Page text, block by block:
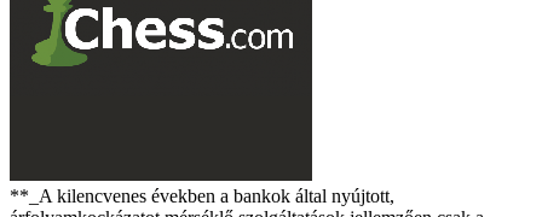
**_A kilencvenes években a bankok által nyújtott,